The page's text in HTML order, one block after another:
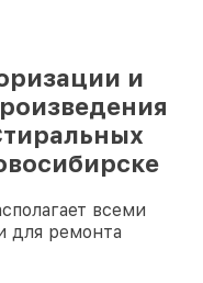
и
всеми
для ремонта